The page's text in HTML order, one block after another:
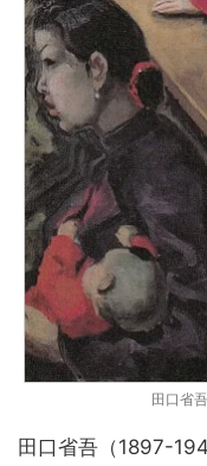
田口省
田口省吾（1897-